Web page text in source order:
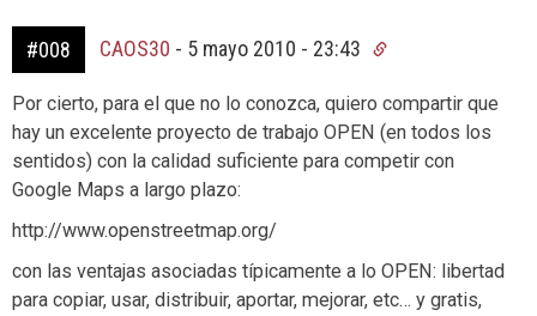
#008 CAOS30 - 5 mayo 2010 - 23:43
Por cierto, para el que no lo conozca, quiero compartir que
hay un excelente proyecto de trabajo OPEN (en todos los
sentidos) con la calidad suficiente para competir con
Google Maps a largo plazo:
http://www.openstreetmap.org/
con las ventajas asociadas típicamente a lo OPEN: libertad
para copiar, usar, distribuir, aportar, mejorar, etc… y gratis,